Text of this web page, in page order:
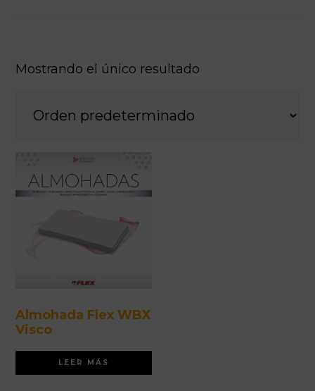
Mostrando el único resultado
Almohada Flex WBX
Visco
LEER MÁS